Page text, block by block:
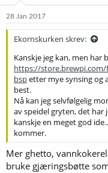
e
28 Jan 2017
Ekornskurken skrev:
Kanskje jeg kan, men har
https://store.brewpi.com/
bspetter mye synsing og
best.
Nå kan jeg selvfølgelig
av speidel gryten, det har
kanskje en meget god
kommer.
Mer ghetto,
bruke gjæringsbøtte